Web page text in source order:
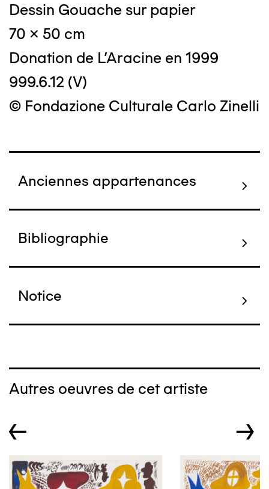
Dessin Gouache sur papier
70 x 50 cm
Donation de L'Aracine en 1999
999.6.12 (V)
© Fondazione Culturale Carlo Zinelli
Anciennes appartenances
Bibliographie
Notice
Autres oeuvres de cet artiste
← →